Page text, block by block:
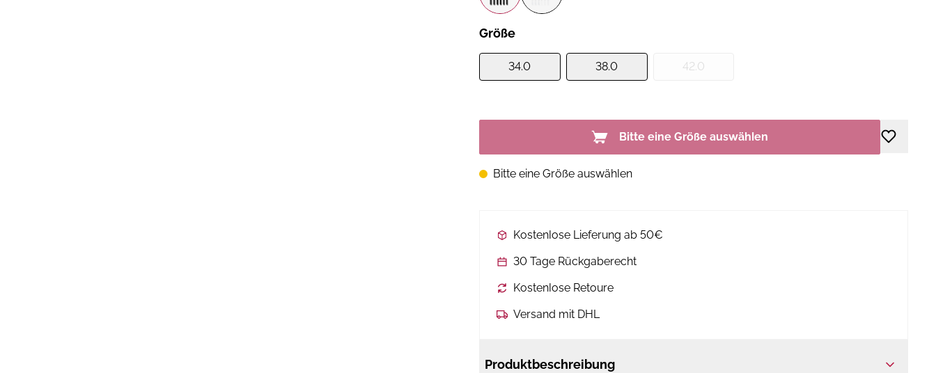
Größe
34.0 38.0 42.0
Bitte eine Größe auswählen
Bitte eine Größe auswählen
Kostenlose Lieferung ab 50€
30 Tage Rückgaberecht
Kostenlose Retoure
Versand mit DHL
Produktbeschreibung